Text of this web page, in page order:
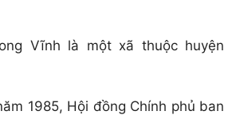
Vĩnh là một xã thuộc huyện
1985, Hội đồng Chính phủ ban